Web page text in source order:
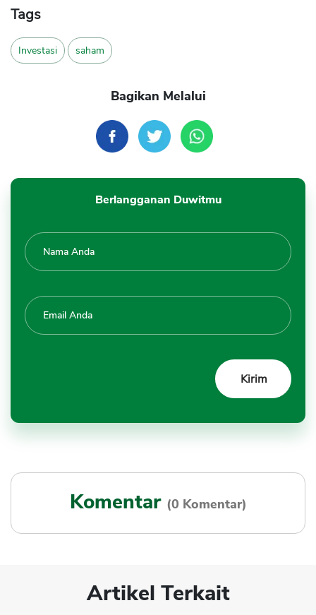
Tags
Investasi saham
Bagikan Melalui
Berlangganan Duwitmu
Komentar (0 Komentar)
Artikel Terkait